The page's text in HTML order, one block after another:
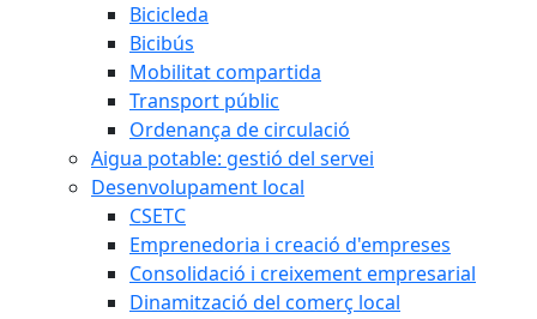
Bicicleda
Bicibús
Mobilitat compartida
Transport públic
Ordenança de circulació
Aigua potable: gestió del servei
Desenvolupament local
CSETC
Emprenedoria i creació d'empreses
Consolidació i creixement empresarial
Dinamització del comerç local